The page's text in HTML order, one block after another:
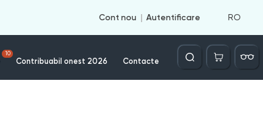
Cont nou Autentificare RO
10
Contribuabil onest 2026 Contacte
Căutare